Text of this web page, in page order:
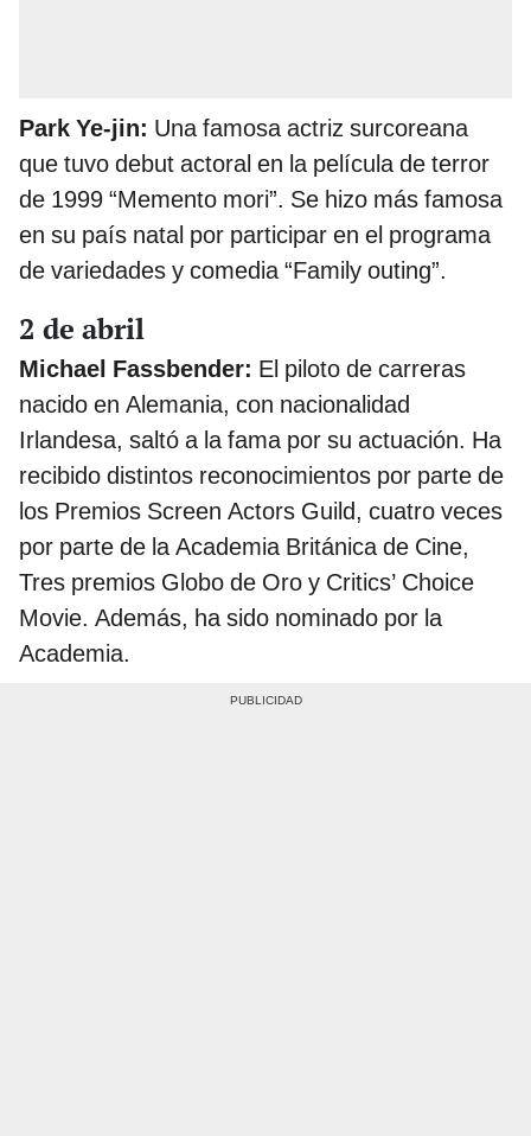
Park Ye-jin: Una famosa actriz surcoreana
que tuvo debut actoral en la película de terror
de 1999 “Memento mori”. Se hizo más famosa
en su país natal por participar en el programa
de variedades y comedia “Family outing”.
2 de abril
Michael Fassbender: El piloto de carreras
nacido en Alemania, con nacionalidad
Irlandesa, saltó a la fama por su actuación. Ha
recibido distintos reconocimientos por parte de
los Premios Screen Actors Guild, cuatro veces
por parte de la Academia Británica de Cine,
Tres premios Globo de Oro y Critics’ Choice
Movie. Además, ha sido nominado por la
Academia.